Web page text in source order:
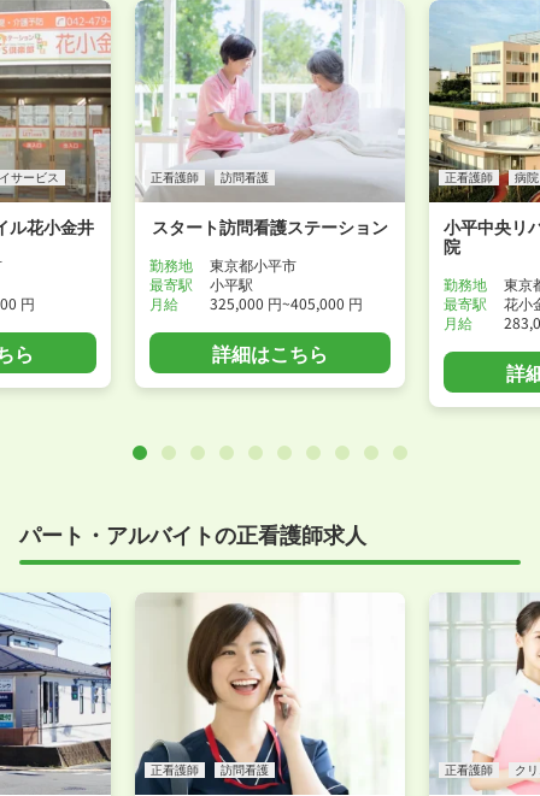
サービス
ル花小金井
円
ら
正看護師 訪問看護
スタート訪問看護ステーション
勤務地
東京都小平市
最寄駅
小平駅
月給
325,000 円~405,000 円
詳細はこちら
正看護師 病院
小平中央リ
院
勤務地
東京
最寄駅
花小
月給
詳
パート・アルバイトの正看護師求人
正看護師 訪問看護 正看護師 ク